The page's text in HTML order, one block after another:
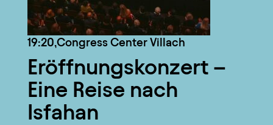
19:20,Congress Center Villach
Eröffnungskonzert –
Eine Reise nach
Isfahan